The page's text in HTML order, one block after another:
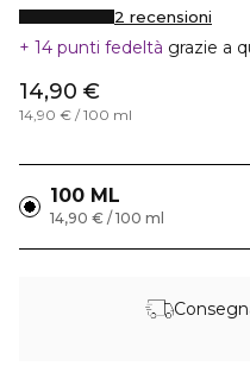
2 recensioni
14 punti fedeltà grazie a
14,90 €
14,90 € / 100 ml
100 ML
14,90 € / 100 ml